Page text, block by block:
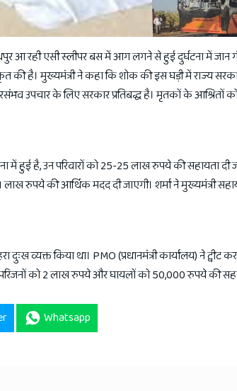
आ रही एसी स्लीपर बस में आग लगने से हुई दुर्घटना में जान
की है। मुख्यमंत्री ने कहा कि शोक की इस घड़ी में राज्य
उपचार के लिए सरकार प्रतिबद्ध है। मृतकों के आश्रितों
में हुई है, उन परिवारों को 25-25 लाख रुपये की सहायता दी
रुपये की आर्थिक मदद दी जाएगी। शर्मा ने मुख्यमंत्री
दुःख व्यक्त किया था। PMO (प्रधानमंत्री कार्यालय) ने
को 2 लाख रुपये और घायलों को 50,000 रुपये की
Whatsapp